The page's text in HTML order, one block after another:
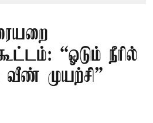
“ஓடும் நீரில்
முயற்சி” –